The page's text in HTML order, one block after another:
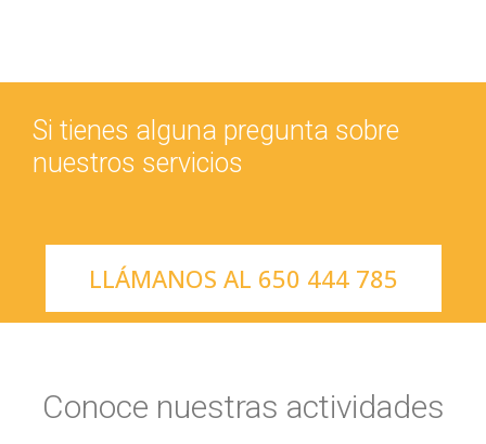
Si tienes alguna pregunta sobre
nuestros servicios
LLÁMANOS AL 650 444 785
Conoce nuestras actividades